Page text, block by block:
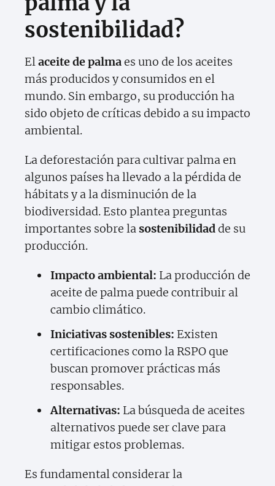
sostenibilidad?
Elaceite de palmaes uno de los aceites
más producidos y consumidos en el
mundo. Sin embargo, su producción ha
sido objeto de críticas debido a su impacto
ambiental.
La deforestación para cultivar palma en
algunos países ha llevado a la pérdida de
hábitats y a la disminución de la
biodiversidad. Esto plantea preguntas
importantes sobre la sostenibilidadde su
producción.
Impacto ambiental: La producción de
aceite de palma puede contribuir al
cambio climático.
Iniciativas sostenibles: Existen
certificaciones como la RSPO que
buscan promover prácticas más
responsables.
Alternativas: La búsqueda de aceites
alternativos puede ser clave para
mitigar estos problemas.
Es fundamental considerar la